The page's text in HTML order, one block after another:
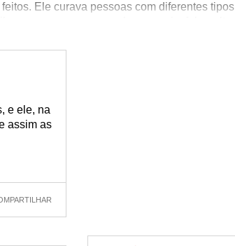
Ele curava pessoas com diferentes tipos
em pessoas com hemorragia, febre alta,
fez por nós, por ter dado sua vida por nós.
processo de cura interior. Confira nestas
e ele, na
assim as